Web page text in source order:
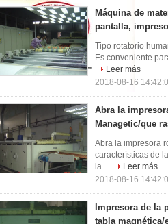
Máquina de
pantalla,
Tipo rotatorio
Es conveniente
Leer más
2018-08-16
Abra la
Managetic/que
Abra la impresora
características de
la ...
Leer más
2018-08-16
Impresora de la
tabla